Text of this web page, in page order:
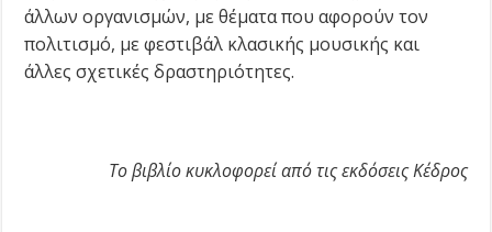
άλλων οργανισμών, με θέματα που αφορούν τον
πολιτισμό, με φεστιβάλ κλασικής μουσικής και
άλλες σχετικές δραστηριότητες.
Το βιβλίο κυκλοφορεί από τις εκδόσεις Κέδρος